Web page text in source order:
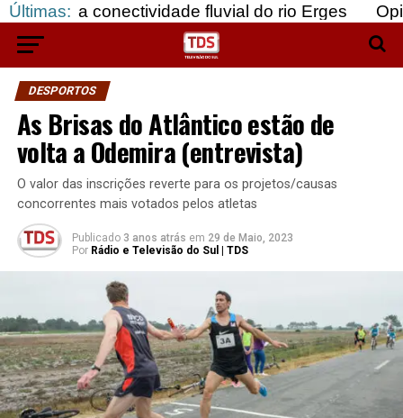
Últimas:
conectividade fluvial do rio Erges Opinião:
DESPORTOS
As Brisas do Atlântico estão de
volta a Odemira (entrevista)
O valor das inscrições reverte para os projetos/causas
concorrentes mais votados pelos atletas
Publicado 3 anos atrás em 29 de Maio, 2023
Por Rádio e Televisão do Sul | TDS